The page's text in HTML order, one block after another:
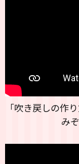
「吹き戻しの作
み